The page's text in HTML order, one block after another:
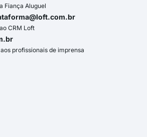
Fiança Aluguel
CRM Loft
profissionais de imprensa